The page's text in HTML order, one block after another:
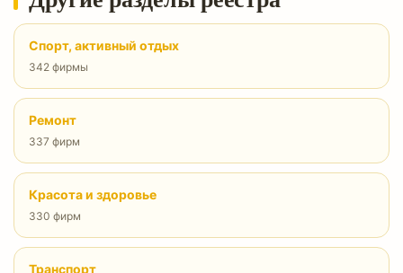
Спорт, активный отдых
342 фирмы
Ремонт
337 фирм
Красота и здоровье
330 фирм
Транспорт